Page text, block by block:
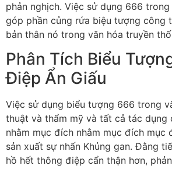
phản nghịch. Việc sử dụng 666
góp phần củng rứa biệu tượng công
bản thân nó trong văn hóa truyền
Phân Tích Biểu
Điệp Ẩn Giấu
Việc sử dụng biểu tượng 666 trong
thuật và thẩm mỹ và tất cả tác dụng
nhằm mục đích nhằm mục đích mục
sản xuất sự nhấn Khủng gan. Đằng
hồ hết thông điệp cẩn thận hơn,